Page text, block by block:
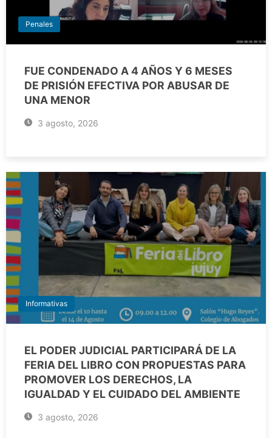
Penales
FUE CONDENADO A 4 AÑOS Y 6 MESES
DE PRISIÓN EFECTIVA POR ABUSAR DE
UNA MENOR
3 agosto, 2026
Informativas
EL PODER JUDICIAL PARTICIPARÁ DE LA
FERIA DEL LIBRO CON PROPUESTAS PARA
PROMOVER LOS DERECHOS, LA
IGUALDAD Y EL CUIDADO DEL AMBIENTE
3 agosto, 2026